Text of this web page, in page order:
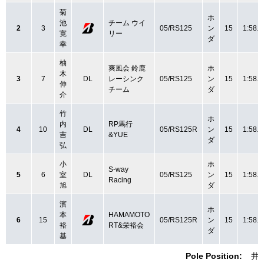
Pole Position:
井
2 3
菊
池
寛
幸
チーム ウイ
リー
05/RS125
ホ
ン
ダ
15
3 7
柚
木
伸
介
DL
爽風会 鈴鹿
レーシンク
チーム
05/RS125
ホ
ン
ダ
15
4 10
竹
内
吉
弘
DL
RP馬行
&YUE
05/RS125R
ホ
ン
ダ
15
5 6
小
室
旭
DL
S-way
Racing
05/RS125
ホ
ン
ダ
15
6 15
濱
本
裕
基
HAMAMOTO
RT&栄裕会
05/RS125R
ホ
ン
ダ
15